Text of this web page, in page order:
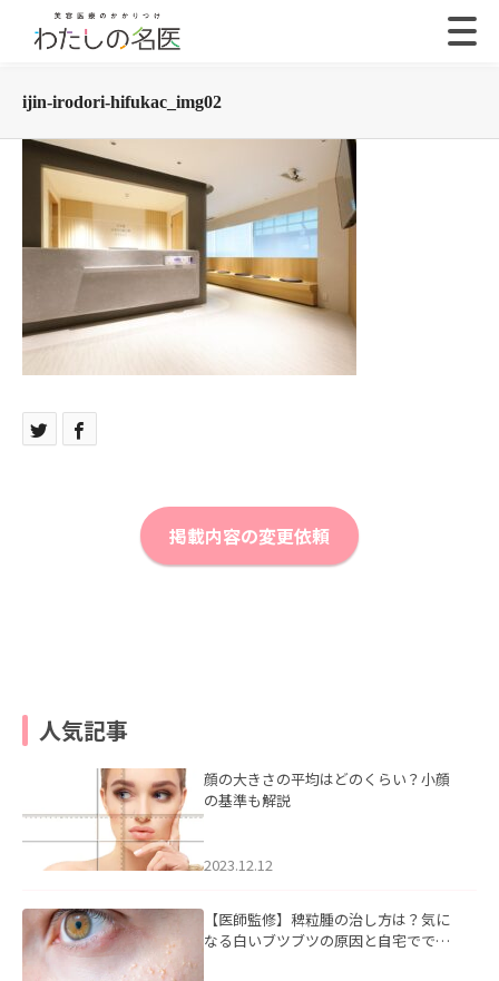
ijin-irodori-hifukac_img02
掲載内容の変更依頼
人気記事
顔の大きさの平均はどのくらい？小顔
の基準も解説
2023.12.12
【医師監修】稗粒腫の治し方は？気に
なる白いブツブツの原因と自宅ででき